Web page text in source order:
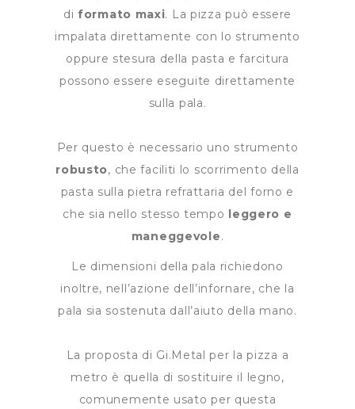
di formato maxi. La pizza può essere
impalata direttamente con lo strumento
oppure stesura della pasta e farcitura
possono essere eseguite direttamente
sulla pala.
Per questo è necessario uno strumento
robusto, che faciliti lo scorrimento della
pasta sulla pietra refrattaria del forno e
che sia nello stesso tempo leggero e
maneggevole.
Le dimensioni della pala richiedono
inoltre, nell’azione dell’infornare, che la
pala sia sostenuta dall’aiuto della mano.
La proposta di Gi.Metal per la pizza a
metro è quella di sostituire il legno,
comunemente usato per questa